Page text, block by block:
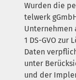
Wur­den die
tel­werk
Unter­neh­men
1 DS-GVO zur
Daten
unter
und der